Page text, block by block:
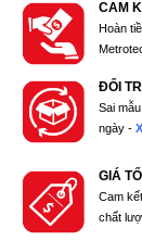
CAM
Hoàn
ĐỔI
Sai
ngày -
GIÁ
Cam
chất